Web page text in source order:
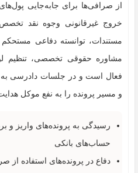
از صرافی‌ها برای جابه‌جایی
خروج غیرقانونی وجوه نقد
مستندات، توانسته دفاعی مستحکم
مشاوره حقوقی تخصصی، تنظیم
فعال است و در جلسات دادرسی به
و مسیر پرونده را به نفع موکل
رسیدگی به پرونده‌های واریز و
حساب‌های بانکی
دفاع در پرونده‌های استفاده از